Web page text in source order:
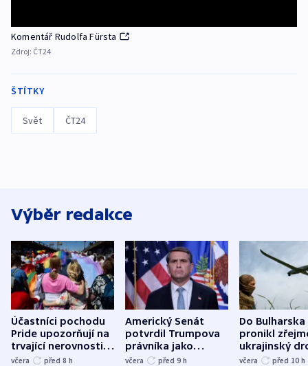
Komentář Rudolfa Fürsta
Zdroj: ČT24
ŠTÍTKY
Svět ČT24
Výběr redakce
Účastníci pochodu
Pride upozorňují na
trvající nerovnosti i
společenskou
včera před 8 h
Americký Senát
potvrdil Trumpova
právníka jako
ministra
včera před 9 h
Do Bulharska
pronikl
ukrajinský
explodoval
včera před 10 h